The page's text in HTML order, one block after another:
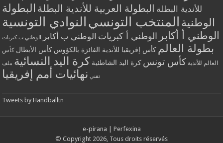
للأندية البطلة البطولة العربية للأندية البطلة البطولة
الوطنية المنتخب التونسي النوادي التونسية
الوطني أ أكابر الوطني أ كبريات الوطني ب أكابر الوطني ب كبريات
بطولة العالم كأس إفريقيا للأندية الفائزة بالكؤوس كأس الأبطال كأس
العالم للأندية كأس تونس كرة اليد الشاطئية كرة اليد النسائية ملف
تقني نهائيات أمم إفريقيا
Tweets by Handballtn
e-pirana
Perfexina
© Copyright 2026, Tous droits réservés